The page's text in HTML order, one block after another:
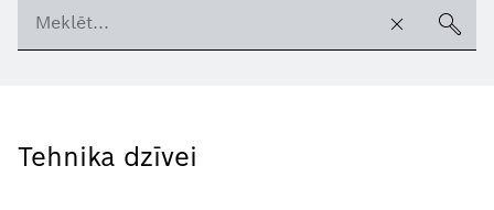
Tehnika dzīvei